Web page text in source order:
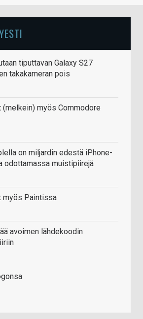
tiputtavan Galaxy S27
takakameran pois
(melkein) myös Commodore
on miljardin edestä iPhone-
odottamassa muistipiirejä
myös Paintissa
avoimen lähdekoodin